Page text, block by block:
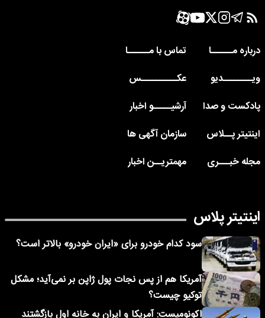
درباره مــــــا
تماس با مــــــا
ویــــــــدیو
عکــــــــــس
پادکست و صدا
آرشیـــــو اخبار
اینتیتر پــلاس
سازمان آگهی ها
مجله خبـــری
مهمتریــن اخبار
اینتیتر پلاس
سود کدام خودرو برای «ایران خودرو» بالاتر است؟
آمریکا هم از پس نجات پول ژاپن بر نمی‌آید؛ مشکل
توکیو چیست؟